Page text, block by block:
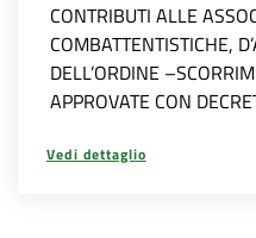
CONTRIBUTI ALLE
COMBATTENTISTICHE,
DELL’ORDINE
APPROVATE CON
Vedi dettaglio